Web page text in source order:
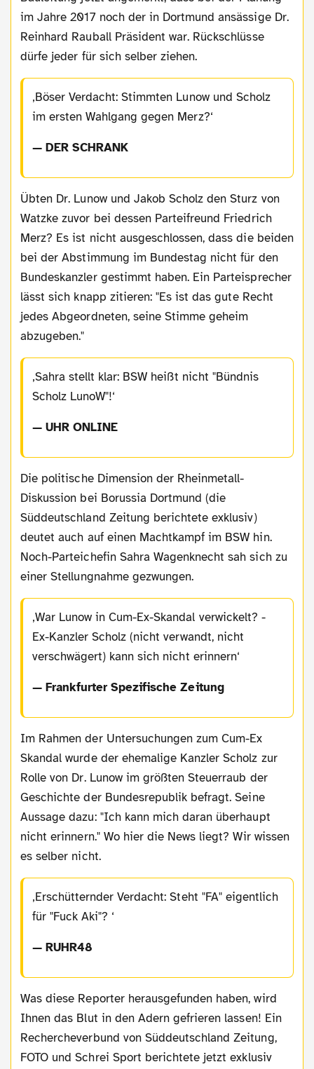
im Jahre 2017 noch der in Dortmund ansässige Dr.
Reinhard Rauball Präsident war. Rückschlüsse
dürfe jeder für sich selber ziehen.
Böser Verdacht: Stimmten Lunow und Scholz
im ersten Wahlgang gegen Merz?
— DER SCHRANK
Übten Dr. Lunow und Jakob Scholz den Sturz von
Watzke zuvor bei dessen Parteifreund Friedrich
Merz? Es ist nicht ausgeschlossen, dass die beiden
bei der Abstimmung im Bundestag nicht für den
Bundeskanzler gestimmt haben. Ein Parteisprecher
lässt sich knapp zitieren: "Es ist das gute Recht
jedes Abgeordneten, seine Stimme geheim
abzugeben."
Sahra stellt klar: BSW heißt nicht "Bündnis
Scholz LunoW"!
— UHR ONLINE
Die politische Dimension der Rheinmetall-
Diskussion bei Borussia Dortmund (die
Süddeutschland Zeitung berichtete exklusiv)
deutet auch auf einen Machtkampf im BSW hin.
Noch-Parteichefin Sahra Wagenknecht sah sich zu
einer Stellungnahme gezwungen.
War Lunow in Cum-Ex-Skandal verwickelt? -
Ex-Kanzler Scholz (nicht verwandt, nicht
verschwägert) kann sich nicht erinnern
— Frankfurter Spezifische Zeitung
Im Rahmen der Untersuchungen zum Cum-Ex
Skandal wurde der ehemalige Kanzler Scholz zur
Rolle von Dr. Lunow im größten Steuerraub der
Geschichte der Bundesrepublik befragt. Seine
Aussage dazu: "Ich kann mich daran überhaupt
nicht erinnern." Wo hier die News liegt? Wir wissen
es selber nicht.
Erschütternder Verdacht: Steht "FA" eigentlich
für "Fuck Aki"?
— RUHR48
Was diese Reporter herausgefunden haben, wird
Ihnen das Blut in den Adern gefrieren lassen! Ein
Rechercheverbund von Süddeutschland Zeitung,
FOTO und Schrei Sport berichtete jetzt exklusiv